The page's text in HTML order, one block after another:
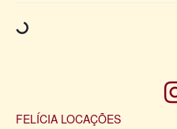
FELÍCIA LOCAÇÕES